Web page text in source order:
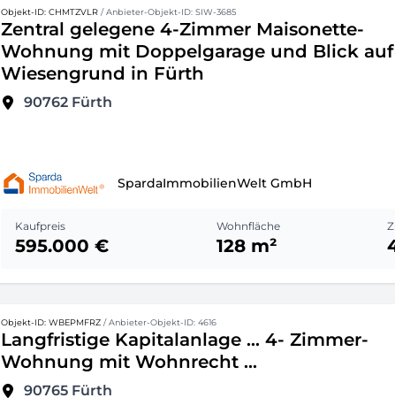
Objekt-ID: CHMTZVLR / Anbieter-Objekt-ID: SIW-3685
Zentral gelegene 4-Zimmer Maisonette-
Wohnung mit Doppelgarage und Blick auf
Wiesengrund in Fürth
90762 Fürth
SpardaImmobilienWelt GmbH
Kaufpreis
595.000 €
Wohnfläche
128 m²
Objekt-ID: WBEPMFRZ / Anbieter-Objekt-ID: 4616
Langfristige Kapitalanlage ... 4- Zimmer-
Wohnung mit Wohnrecht ...
90765 Fürth